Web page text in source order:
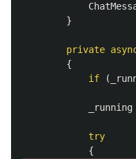
}
private
{
if
(
_running
try
{